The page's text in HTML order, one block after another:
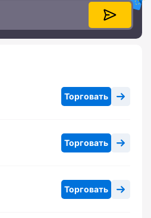
Торговать
Торговать
Торговать